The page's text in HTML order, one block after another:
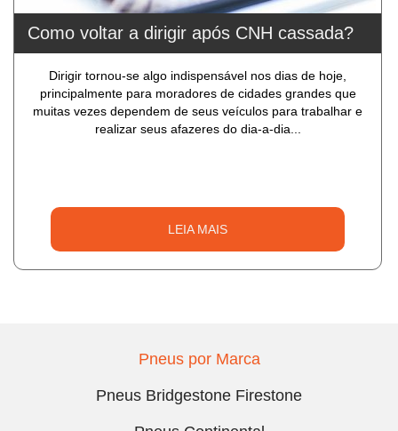
Como voltar a dirigir após CNH cassada?
Dirigir tornou-se algo indispensável nos dias de hoje,
principalmente para moradores de cidades grandes que
muitas vezes dependem de seus veículos para trabalhar e
realizar seus afazeres do dia-a-dia...
LEIA MAIS
Pneus por Marca
Pneus Bridgestone Firestone